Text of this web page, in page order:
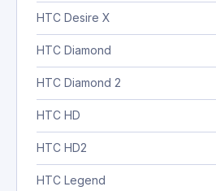
HTC Desire X
HTC Diamond
HTC Diamond 2
HTC HD
HTC HD2
HTC Legend